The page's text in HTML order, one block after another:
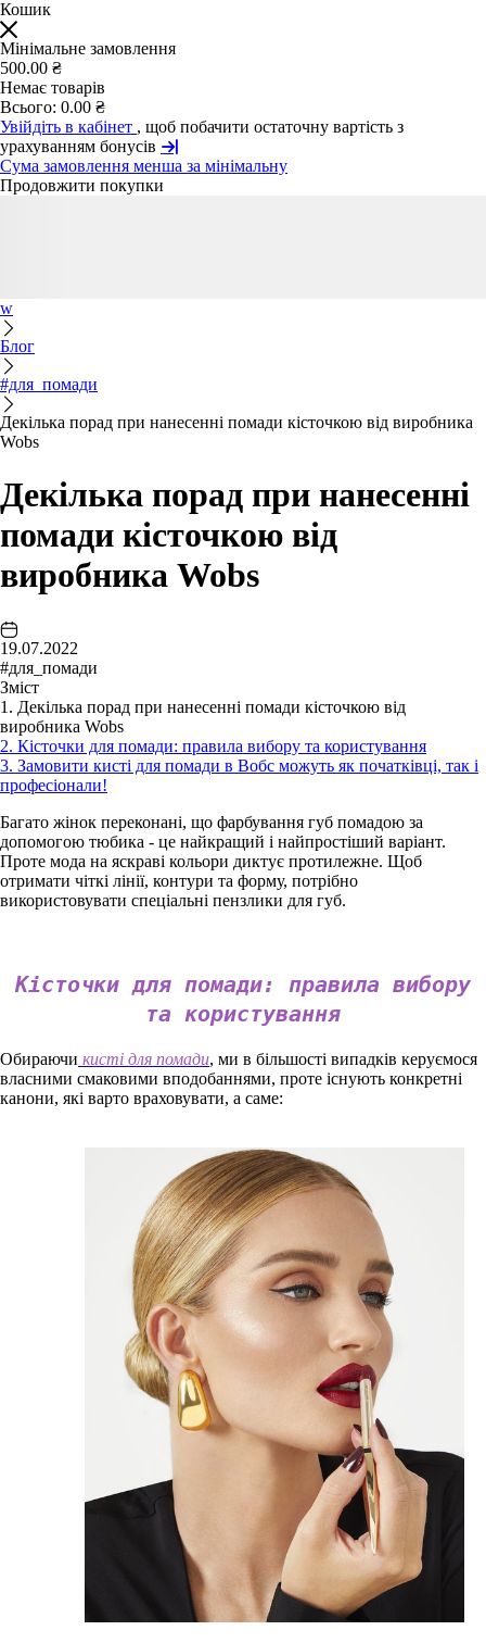
Кошик
Мінімальне замовлення
500.00 ₴
Немає товарів
Всього: 0.00 ₴
Увійдіть в кабінет , щоб побачити остаточну вартість з
урахуванням бонусів
Сума замовлення менша за мінімальну
Продовжити покупки
w
Блог
#для_помади
Декілька порад при нанесенні помади кісточкою від виробника
Wobs
Декілька порад при нанесенні
помади кісточкою від
виробника Wobs
19.07.2022
#для_помади
Зміст
1. Декілька порад при нанесенні помади кісточкою від
виробника Wobs
2. Кісточки для помади: правила вибору та користування
3. Замовити кисті для помади в Вобс можуть як початківці, так і
професіонали!
Багато жінок переконані, що фарбування губ помадою за
допомогою тюбика - це найкращий і найпростіший варіант.
Проте мода на яскраві кольори диктує протилежне. Щоб
отримати чіткі лінії, контури та форму, потрібно
використовувати спеціальні пензлики для губ.
Кісточки для помади: правила вибору
та користування
Обираючи кисті для помади, ми в більшості випадків керуємося
власними смаковими вподобаннями, проте існують конкретні
канони, які варто враховувати, а саме: